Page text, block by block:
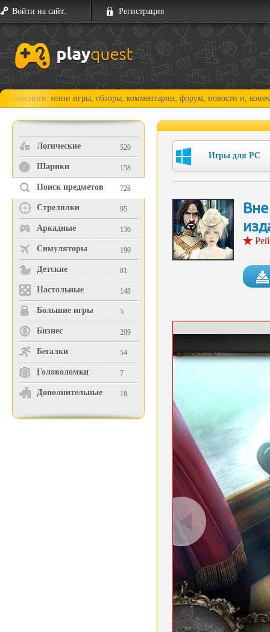
Войти на сайт: Регистрация
мини игры, обзоры, комментарии, форум, новости и, конечно,
Логические 520
Шарики 158
Поиск предметов 728
Стрелялки 95
Аркадные 136
Симуляторы 190
Детские 81
Настольные 148
Большие игры 5
Бизнес 209
Бегалки 54
Головоломки 7
Дополнительные 18
Игры для PC